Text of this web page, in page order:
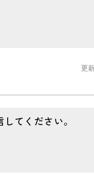
更
てください。